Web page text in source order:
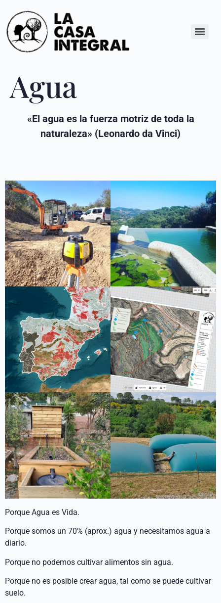
Agua
«El agua es la fuerza motriz de toda la
naturaleza» (Leonardo da Vinci)
Porque Agua es Vida.
Porque somos un 70% (aprox.) agua y necesitamos agua a
diario.
Porque no podemos cultivar alimentos sin agua.
Porque no es posible crear agua, tal como se puede cultivar
suelo.